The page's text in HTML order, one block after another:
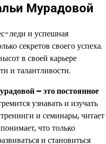
Мурадовой
леди и успешная
секретов своего успеха.
в своей карьере
и талантливости.
– это постоянное
узнавать и изучать
и семинары, читает
что только
и становиться